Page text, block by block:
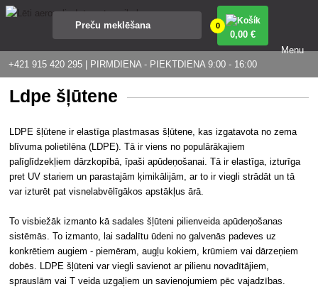
+421 915 420 295 | PIRMDIENA - PIEKTDIENA 9:00 - 16:00
0
0,00 €
Menu
Ldpe šļūtene
LDPE šļūtene ir elastīga plastmasas šļūtene, kas izgatavota no zema
blīvuma polietilēna (LDPE). Tā ir viens no populārākajiem
palīglīdzekļiem dārzkopībā, īpaši apūdeņošanai. Tā ir elastīga, izturīga
pret UV stariem un parastajām ķimikālijām, ar to ir viegli strādāt un tā
var izturēt pat visnelabvēlīgākos apstākļus ārā.
To visbiežāk izmanto kā sadales šļūteni pilienveida apūdeņošanas
sistēmās. To izmanto, lai sadalītu ūdeni no galvenās padeves uz
konkrētiem augiem - piemēram, augļu kokiem, krūmiem vai dārzeņiem
dobēs. LDPE šļūteni var viegli savienot ar pilienu novadītājiem,
sprauslām vai T veida uzgaļiem un savienojumiem pēc vajadzības.